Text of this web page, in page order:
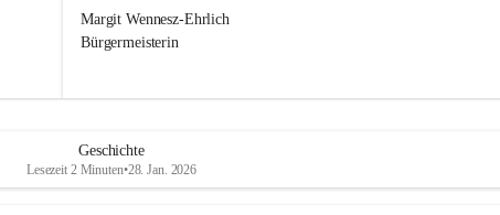
Margit Wennesz-Ehrlich
Bürgermeisterin
Geschichte
Lesezeit 2 Minuten•28. Jan. 2026